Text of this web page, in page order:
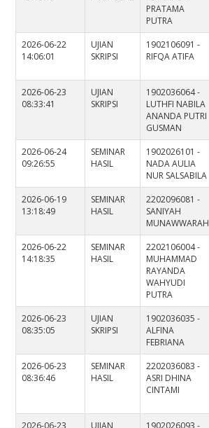
PRATAMA
PUTRA
2026-06-22
14:06:01
UJIAN
SKRIPSI
1902106091 -
RIFQA ATIFA
2026-06-23
08:33:41
UJIAN
SKRIPSI
1902036064 -
LUTHFI NABILA
ANANDA PUTRI
GUSMAN
2026-06-24
09:26:55
SEMINAR
HASIL
1902026101 -
NADA AULIA
NUR SALSABILA
2026-06-19
13:18:49
SEMINAR
HASIL
2202096081 -
SANIYAH
MUNAWWARAH
2026-06-22
14:18:35
SEMINAR
HASIL
2202106004 -
MUHAMMAD
RAYANDA
WAHYUDI
PUTRA
2026-06-23
08:35:05
UJIAN
SKRIPSI
1902036035 -
ALFINA
FEBRIANA
2026-06-23
08:36:46
SEMINAR
HASIL
2202036083 -
ASRI DHINA
CINTAMI
2026-06-23
UJIAN
1902026093 -